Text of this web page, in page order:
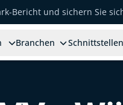
Bericht und sichern Sie
Branchen Schnittstellen